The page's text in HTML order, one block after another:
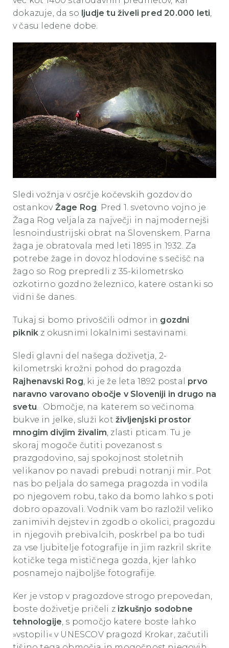
dokazuje, da so ljudje tu živeli pred 20.000 leti
v času ledene dobe.
Sledi vožnja v osrčje kočevskih gozdov do
ostankov Žage Rog . Pred 1. svetovno vojno je
Žaga Rog veljala za največji in najmodernejši
lesnoindustrijski obrat na Slovenskem. Parna
žaga je obratovala med leti 1895 in 1932. Za
potrebe žage in dovoz hlodovine s sečišč na
žago so Rog prepredli z 35-kilometrsko
ozkotirno gozdno železnico, katere ostanki so
vidni še danes.
Tukaj si bomo privoščili odmor in gozdni
piknik z okusnimi lokalnimi sestavinami.
Sledi glavni del našega doživetja, 2-
kilometrski krožni pohod do pragozda
Rajhenavski Rog , ki je že leta 1892 postal prvo
naravno varovano obočje v Sloveniji in drugo na
svetu . Območje, na katerem so večinoma
bukve in jelke, služi kot življenjski prostor
mnogim divjim živalim , zlasti pticam. Tu je
skoraj mogoče čutiti povezanost s
prazgodovino, saj spokojnost stoletnih
velikanov po navadi prebudi notranji mir. Pot
nas bo peljala do samega pragozda in vodila
po njegovem robu, tako da bomo lahko s poti
dobro opazovali. Vodnik vam bo razložil veliko
zanimivih dejstev in zgodb o okolici, pragozdu
in njegovih prebivalcih, poskrbel pa bo tudi
za vse ljubitelje fotografije in jim razkril skrite
kotičke tega mističnega gozda, kjer lahko
posnamejo najboljše fotografije.
Ker je vstop v pragozdove strogo prepovedan,
boste doživetje pričeli z izkušnjo sodobne
tehnologije , s pomočjo katere boste lahko
»vstopili« v UNESCOV pragozd Krokar, začutili